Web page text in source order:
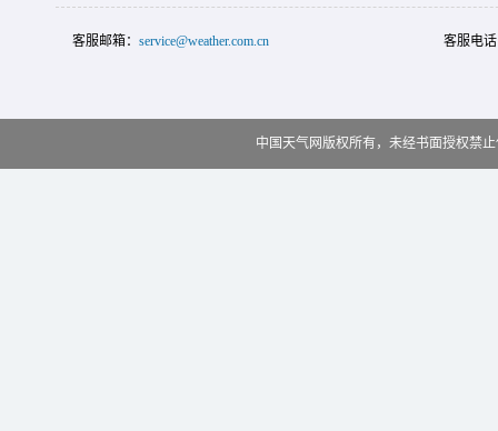
客服邮箱： service@weather.com.cn 客服电
中国天气网版权所有，未经书面授权